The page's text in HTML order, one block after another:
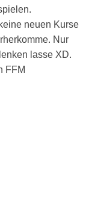
neuen Kurse
Nur
lasse XD.
FFM